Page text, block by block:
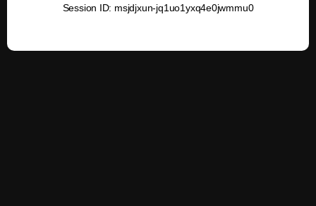
Session ID: msjdjxun-jq1uo1yxq4e0jwmmu0